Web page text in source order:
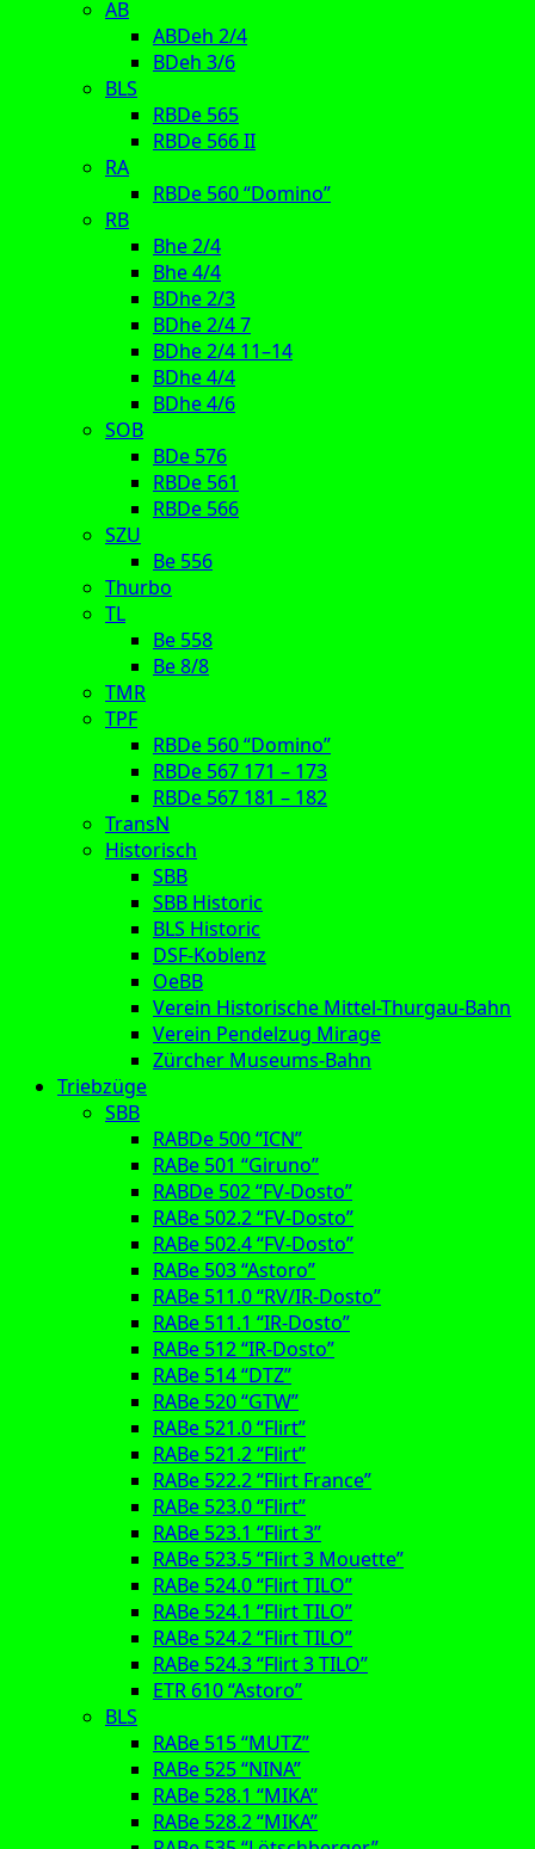
AB
ABDeh 2/4
BDeh 3/6
BLS
RBDe 565
RBDe 566 II
RA
RBDe 560 “Domino”
RB
Bhe 2/4
Bhe 4/4
BDhe 2/3
BDhe 2/4 7
BDhe 2/4 11–14
BDhe 4/4
BDhe 4/6
SOB
BDe 576
RBDe 561
RBDe 566
SZU
Be 556
Thurbo
TL
Be 558
Be 8/8
TMR
TPF
RBDe 560 “Domino”
RBDe 567 171 – 173
RBDe 567 181 – 182
TransN
Historisch
SBB
SBB Historic
BLS Historic
DSF-Koblenz
OeBB
Verein Historische Mittel-Thurgau-Bahn
Verein Pendelzug Mirage
Zürcher Museums-Bahn
Triebzüge
SBB
RABDe 500 “ICN”
RABe 501 “Giruno”
RABDe 502 “FV-Dosto”
RABe 502.2 “FV-Dosto”
RABe 502.4 “FV-Dosto”
RABe 503 “Astoro”
RABe 511.0 “RV/IR-Dosto”
RABe 511.1 “IR-Dosto”
RABe 512 “IR-Dosto”
RABe 514 “DTZ”
RABe 520 “GTW”
RABe 521.0 “Flirt”
RABe 521.2 “Flirt”
RABe 522.2 “Flirt France”
RABe 523.0 “Flirt”
RABe 523.1 “Flirt 3”
RABe 523.5 “Flirt 3 Mouette”
RABe 524.0 “Flirt TILO”
RABe 524.1 “Flirt TILO”
RABe 524.2 “Flirt TILO”
RABe 524.3 “Flirt 3 TILO”
ETR 610 “Astoro”
BLS
RABe 515 “MUTZ”
RABe 525 “NINA”
RABe 528.1 “MIKA”
RABe 528.2 “MIKA”